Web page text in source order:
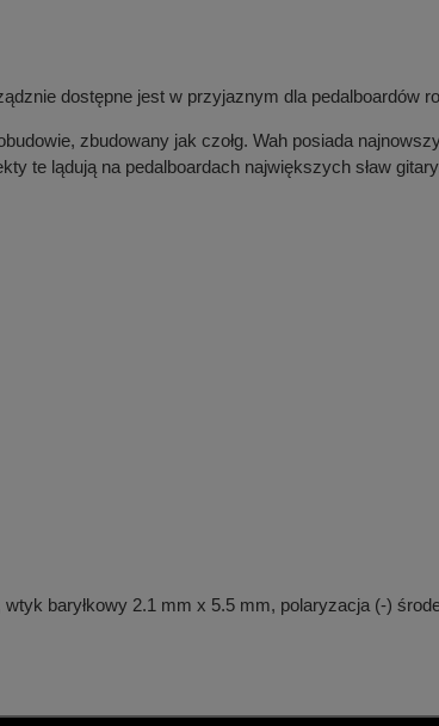
dostępne jest w przyjaznym dla pedalboardów
zbudowany jak czołg. Wah posiada
te lądują na pedalboardach największych sław
baryłkowy 2.1 mm x 5.5 mm, polaryzacja (-)